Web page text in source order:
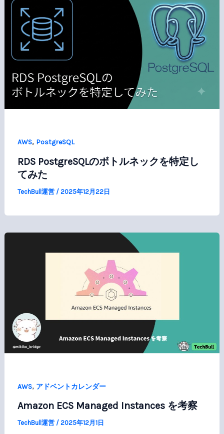
AWS, PostgreSQL
RDS PostgreSQLのボトルネックを特定し
てみた
TechBull運営 / 2025年12月22日
AWS, アドベントカレンダー
Amazon ECS Managed Instances を考察
TechBull運営 / 2025年12月1日